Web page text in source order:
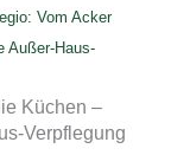
Vom Acker
Außer-Haus-
Küchen –
Verpflegung